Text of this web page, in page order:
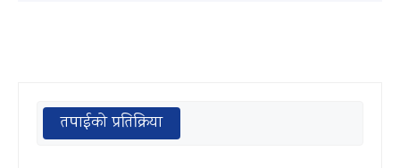
तपाईको प्रतिक्रिया